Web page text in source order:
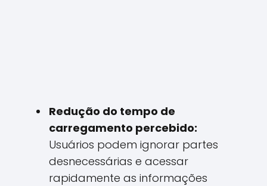
Redução do tempo de
carregamento percebido:
Usuários podem ignorar partes
desnecessárias e acessar
rapidamente as informações